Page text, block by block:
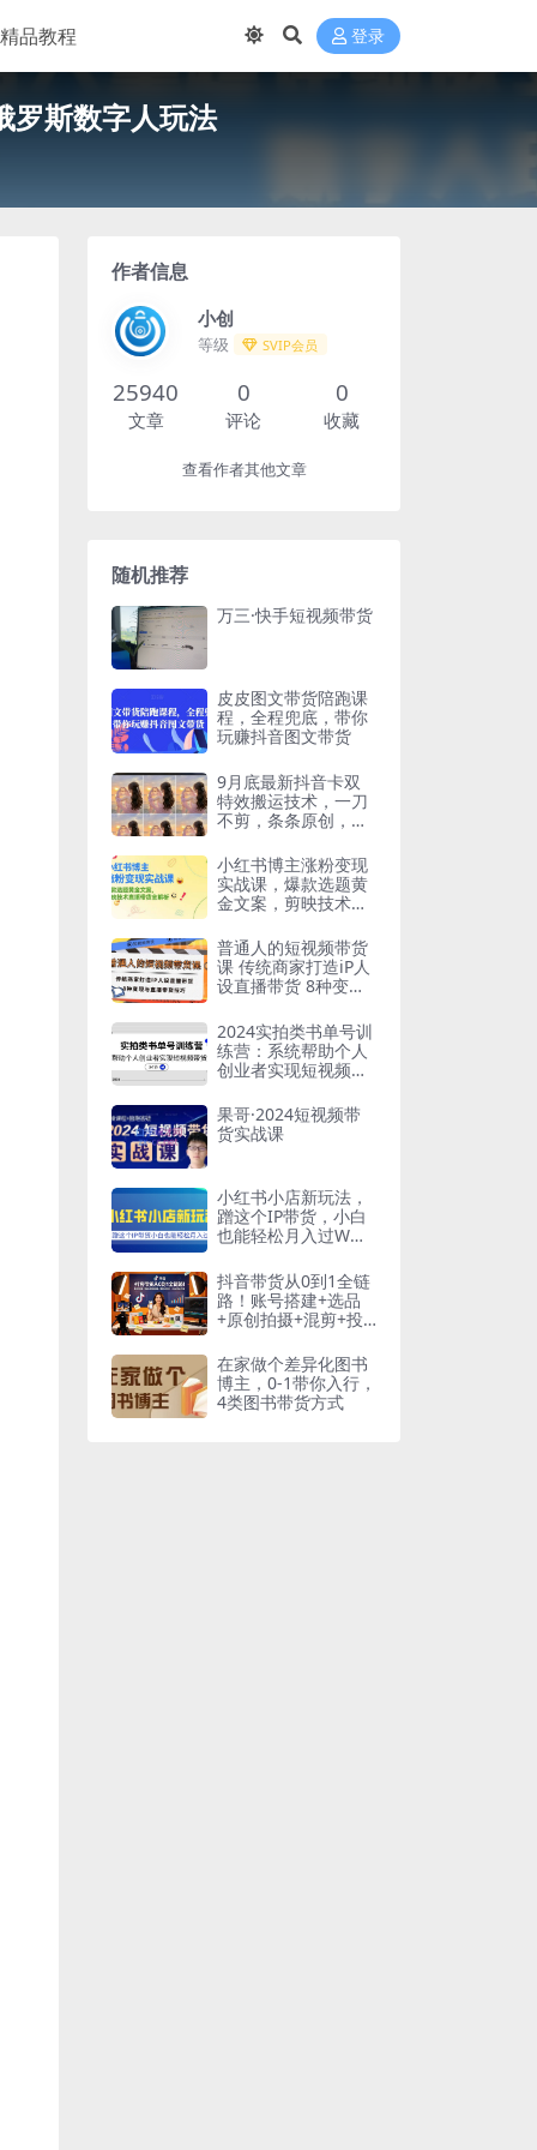
精品教程 登录
罗斯数字人玩法
作者信息
小创
等级 SVIP会员
25940
文章
0
评论
0
收藏
查看作者其他文章
随机推荐
万三·快手短视频带货
皮皮图文带货陪跑课
程，全程兜底，带你
玩赚抖音图文带货
9月底最新抖音卡双
特效搬运技术，一刀
不剪，条条原创，短
以
小红书博主涨粉变现
实战课，爆款选题黄
金文案，剪映技术直
普通人的短视频带货
课 传统商家打造iP人
设直播带货 8种变现
2024实拍类书单号训
练营：系统帮助个人
创业者实现短视频带
果哥·2024短视频带
货实战课
小红书小店新玩法，
蹭这个IP带货，小白
也能轻松月入过W
抖音带货从0到1全链
路！账号搭建+选品
+原创拍摄+混剪+投
在家做个差异化图书
博主，0-1带你入行，
4类图书带货方式